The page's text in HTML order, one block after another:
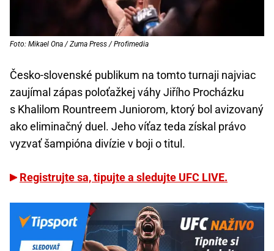
Foto: Mikael Ona / Zuma Press / Profimedia
Česko-slovenské publikum na tomto turnaji najviac
zaujímal zápas poloťažkej váhy Jiřího Procházku
s Khalilom Rountreem Juniorom, ktorý bol avizovaný
ako eliminačný duel. Jeho víťaz teda získal právo
vyzvať šampióna divízie v boji o titul.
Registrujte sa, tipujte a sledujte UFC LIVE.